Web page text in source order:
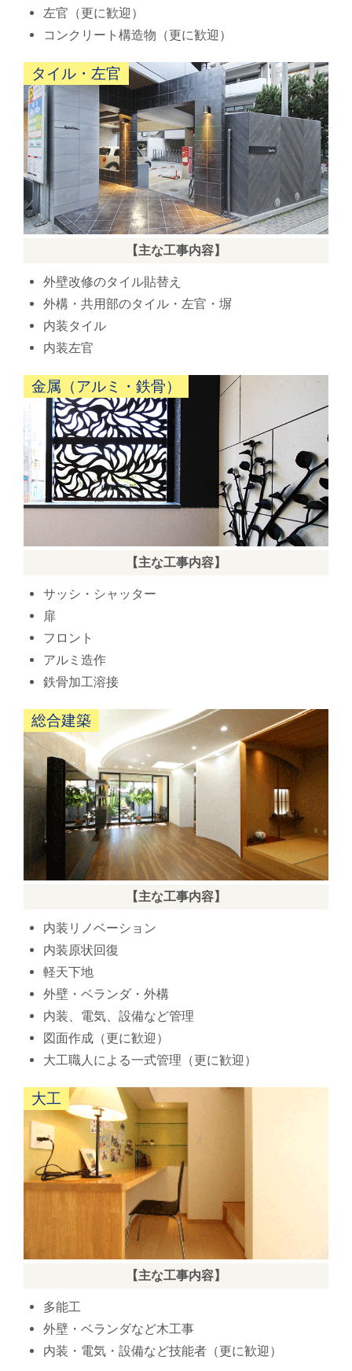
左官（更に歓迎）
コンクリート構造物（更に歓迎）
タイル・左官
【主な工事内容】
外壁改修のタイル貼替え
外構・共用部のタイル・左官・塀
内装タイル
内装左官
金属（アルミ・鉄骨）
【主な工事内容】
サッシ・シャッター
扉
フロント
アルミ造作
鉄骨加工溶接
総合建築
【主な工事内容】
内装リノベーション
内装原状回復
軽天下地
外壁・ベランダ・外構
内装、電気、設備など管理
図面作成（更に歓迎）
大工職人による一式管理（更に歓迎）
大工
【主な工事内容】
多能工
外壁・ベランダなど木工事
内装・電気・設備など技能者（更に歓迎）